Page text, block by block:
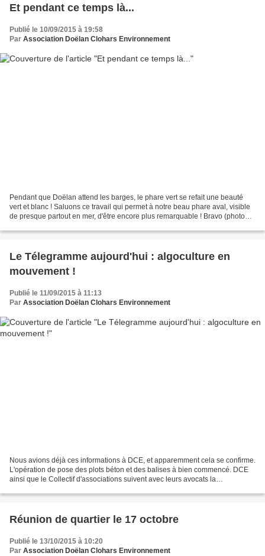
Et pendant ce temps là...
Publié le 10/09/2015 à 19:58
Par Association Doëlan Clohars Environnement
Pendant que Doëlan attend les barges, le phare vert se refait une beauté
vert et blanc ! Saluons ce travail qui permet à notre beau phare aval, visible
de presque partout en mer, d'être encore plus remarquable ! Bravo (photo
Le Télegramme aujourd'hui : algoculture en
mouvement !
Publié le 11/09/2015 à 11:13
Par Association Doëlan Clohars Environnement
Nous avions déjà ces informations à DCE, et apparemment cela se confirme.
L'opération de pose des plots béton et des balises à bien commencé. DCE
ainsi que le Collectif d'associations suivent avec leurs avocats la
Réunion de quartier le 17 octobre
Publié le 13/10/2015 à 10:20
Par Association Doëlan Clohars Environnement